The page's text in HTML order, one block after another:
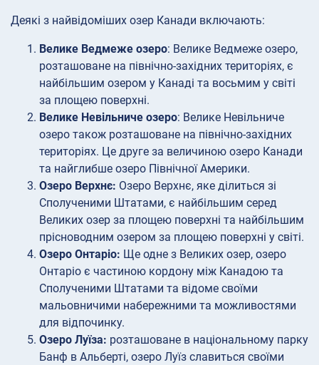
Деякі з найвідоміших озер Канади включають:
Велике Ведмеже озеро: Велике Ведмеже озеро,
розташоване на північно-західних територіях, є
найбільшим озером у Канаді та восьмим у світі
за площею поверхні.
Велике Невільниче озеро: Велике Невільниче
озеро також розташоване на північно-західних
територіях. Це друге за величиною озеро Канади
та найглибше озеро Північної Америки.
Озеро Верхнє: Озеро Верхнє, яке ділиться зі
Сполученими Штатами, є найбільшим серед
Великих озер за площею поверхні та найбільшим
прісноводним озером за площею поверхні у світі.
Озеро Онтаріо: Ще одне з Великих озер, озеро
Онтаріо є частиною кордону між Канадою та
Сполученими Штатами та відоме своїми
мальовничими набережними та можливостями
для відпочинку.
Озеро Луїза: розташоване в національному парку
Банф в Альберті, озеро Луїз славиться своїми